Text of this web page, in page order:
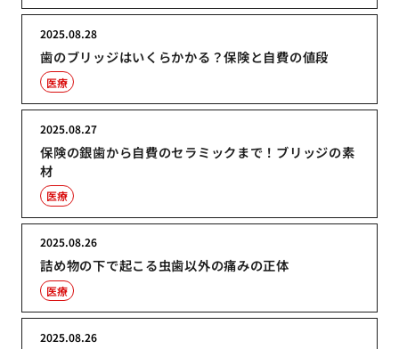
歯のブリッジはいくらかかる？保険と自費の値段
2025.08.28
医療
保険の銀歯から自費のセラミックまで！ブリッジの素
材
2025.08.27
医療
詰め物の下で起こる虫歯以外の痛みの正体
2025.08.26
医療
2025.08.26